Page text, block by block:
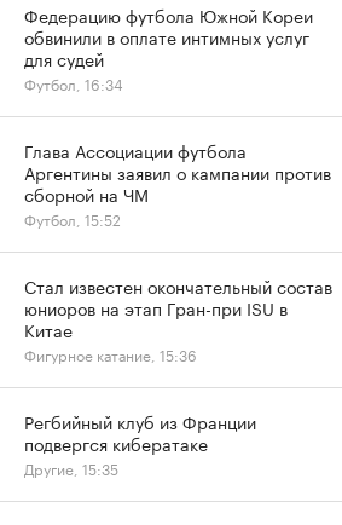
Федерацию футбола Южной Кореи
обвинили в оплате интимных услуг
для судей
Футбол, 16:34
Глава Ассоциации футбола
Аргентины заявил о кампании против
сборной на ЧМ
Футбол, 15:52
Стал известен окончательный состав
юниоров на этап Гран-при ISU в
Китае
Фигурное катание, 15:36
Регбийный клуб из Франции
подвергся кибератаке
Другие, 15:35